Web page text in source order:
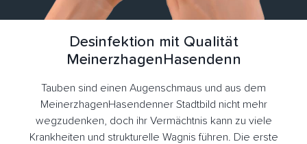
Desinfektion mit Qualität
MeinerzhagenHasendenn
Tauben sind einen Augenschmaus und aus dem
MeinerzhagenHasendenner Stadtbild nicht mehr
wegzudenken, doch ihr Vermächtnis kann zu viele
Krankheiten und strukturelle Wagnis führen. Die erste